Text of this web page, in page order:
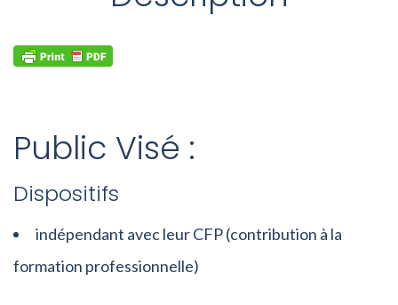
Public Visé :
Dispositifs
indépendant avec leur CFP (contribution à la
formation professionnelle)